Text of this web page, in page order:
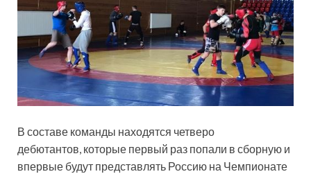
В составе команды находятся четверо
дебютантов, которые первый раз попали в сборную и
впервые будут представлять Россию на Чемпионате